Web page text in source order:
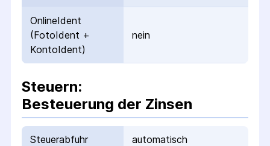
OnlineIdent
(FotoIdent +
KontoIdent)
nein
Steuern:
Besteuerung der Zinsen
Steuerabfuhr automatisch